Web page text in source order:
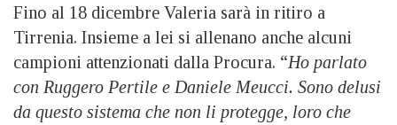
Fino al 18 dicembre Valeria sarà in ritiro a
Tirrenia. Insieme a lei si allenano anche alcuni
campioni attenzionati dalla Procura. “Ho parlato
con Ruggero Pertile e Daniele Meucci. Sono delusi
da questo sistema che non li protegge, loro che